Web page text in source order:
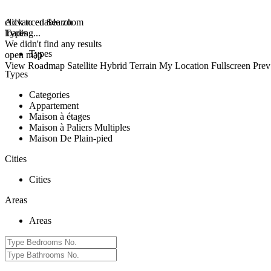
click to enable zoom
loading...
We didn't find any results
open map
View Roadmap Satellite Hybrid Terrain My Location Fullscreen Prev
Advanced Search
Types
Types
Types
Categories
Appartement
Maison à étages
Maison à Paliers Multiples
Maison De Plain-pied
Cities
Cities
Areas
Areas